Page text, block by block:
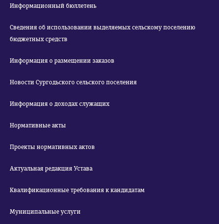
Информационный бюллетень
Сведения об использовании выделяемых сельскому поселению
бюджетных средств
Информация о размещении заказов
Новости Сургодьского сельского поселения
Информация о доходах служащих
Нормативные акты
Проекты нормативных актов
Актуальная редакция Устава
Квалификационные требования к кандидатам
Муниципальные услуги